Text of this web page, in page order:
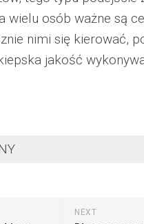
wielu osób ważne są
nimi się kierować,
jakość
NEXT